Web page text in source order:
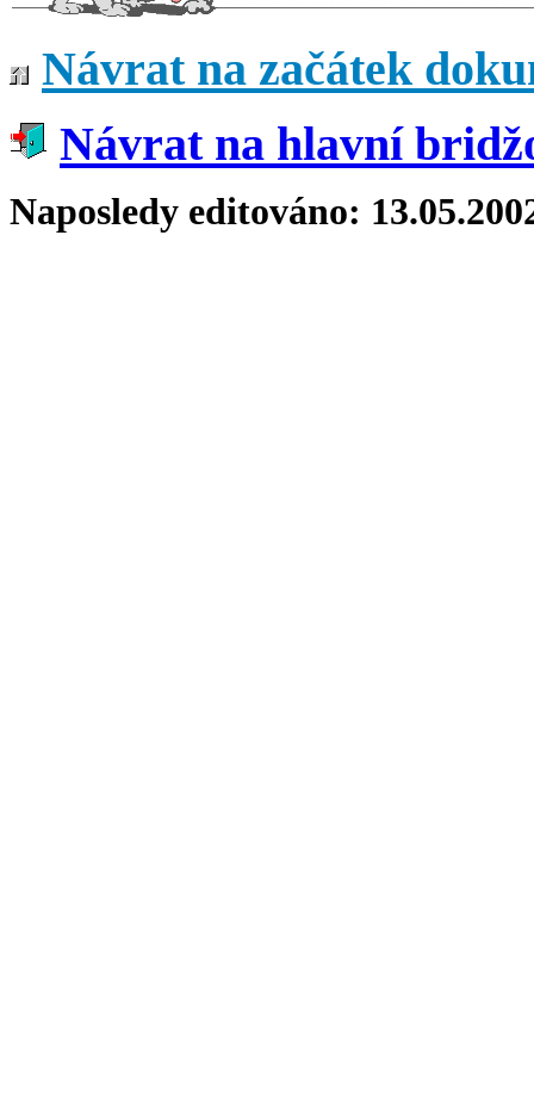
Návrat na začátek
Návrat na hlavní
Naposledy editováno: